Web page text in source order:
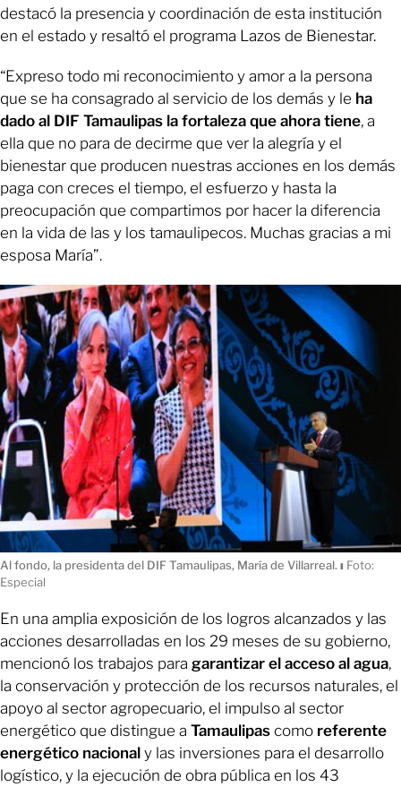
destacó la presencia y coordinación de esta institución
en el estado y resaltó el programa Lazos de Bienestar.
“Expreso todo mi reconocimiento y amor a la persona
que se ha consagrado al servicio de los demás y le ha
dado al DIF Tamaulipas la fortaleza que ahora tiene, a
ella que no para de decirme que ver la alegría y el
bienestar que producen nuestras acciones en los demás
paga con creces el tiempo, el esfuerzo y hasta la
preocupación que compartimos por hacer la diferencia
en la vida de las y los tamaulipecos. Muchas gracias a mi
esposa María”.
Al fondo, la presidenta del DIF Tamaulipas, María de Villarreal. ı Foto:
Especial
En una amplia exposición de los logros alcanzados y las
acciones desarrolladas en los 29 meses de su gobierno,
mencionó los trabajos para garantizar el acceso al agua,
la conservación y protección de los recursos naturales, el
apoyo al sector agropecuario, el impulso al sector
energético que distingue a Tamaulipas como referente
energético nacional y las inversiones para el desarrollo
logístico, y la ejecución de obra pública en los 43